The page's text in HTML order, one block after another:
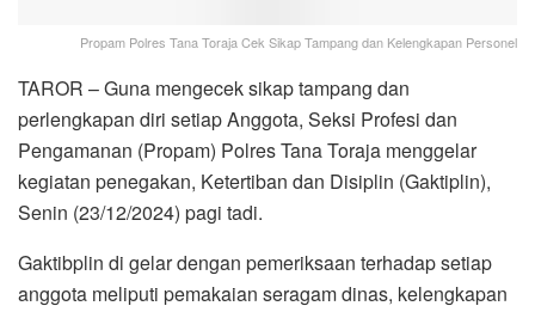
Propam Polres Tana Toraja Cek Sikap Tampang dan Kelengkapan Personel
TAROR – Guna mengecek sikap tampang dan
perlengkapan diri setiap Anggota, Seksi Profesi dan
Pengamanan (Propam) Polres Tana Toraja menggelar
kegiatan penegakan, Ketertiban dan Disiplin (Gaktiplin),
Senin (23/12/2024) pagi tadi.
Gaktibplin di gelar dengan pemeriksaan terhadap setiap
anggota meliputi pemakaian seragam dinas, kelengkapan